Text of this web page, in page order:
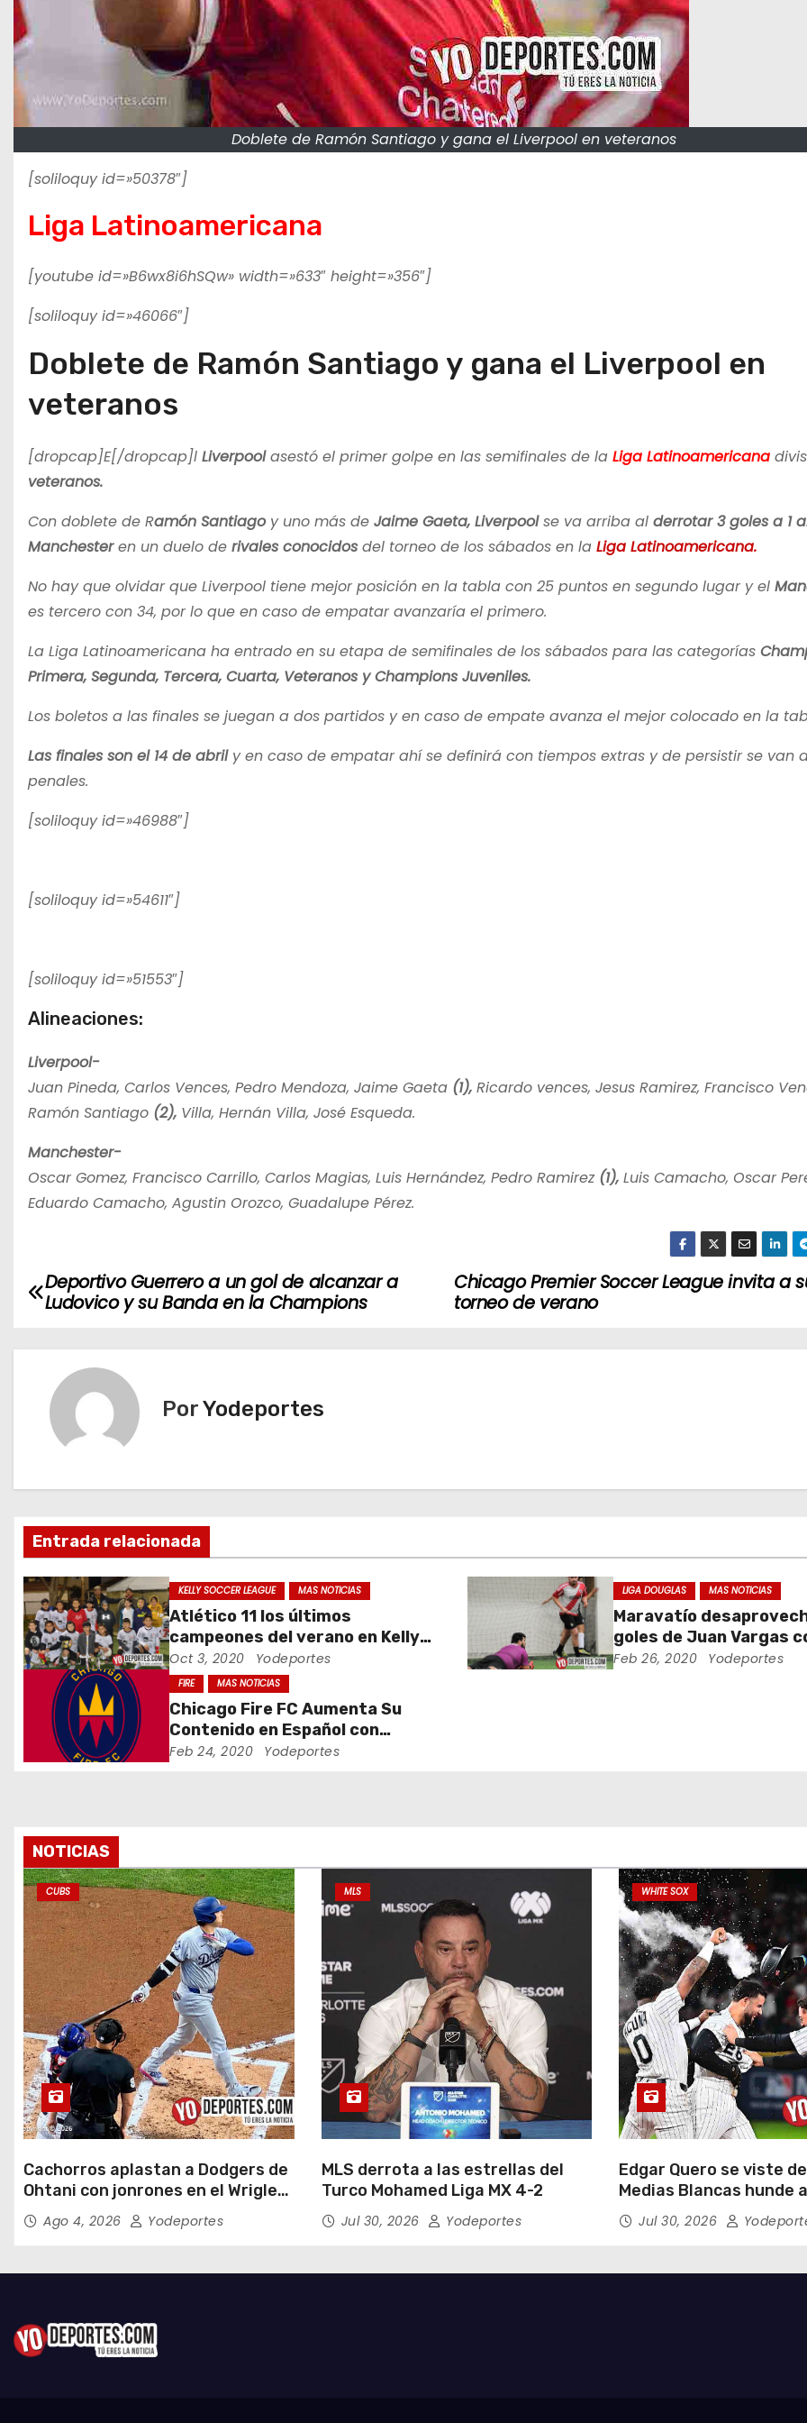
Doblete de Ramón Santiago y gana el Liverpool en veteranos
[soliloquy id=»50378″]
Liga Latinoamericana
[youtube id=»B6wx8i6hSQw» width=»633″ height=»356″]
[soliloquy id=»46066″]
Doblete de Ramón Santiago y gana el Liverpool en
veteranos
[dropcap]E[/dropcap]l Liverpoolasestó el primer golpe en las semifinales de la Liga Latinoamericana
veteranos.
Con doblete de Ramón Santiagoy uno más de Jaime Gaeta, Liverpoolse va arriba al derrotar 3 goles a 1
Manchesteren un duelo de rivales conocidosdel torneo de los sábados en la Liga Latinoamericana.
No hay que olvidar que Liverpool tiene mejor posición en la tabla con 25 puntos en segundo lugar y el
es tercero con 34, por lo que en caso de empatar avanzaría el primero.
La Liga Latinoamericana ha entrado en su etapa de semifinales de los sábados para las categorías
Primera, Segunda, Tercera, Cuarta, Veteranos y Champions Juveniles.
Los boletos a las finales se juegan a dos partidos y en caso de empate avanza el mejor colocado en la
Las finales son el 14 de abrily en caso de empatar ahí se definirá con tiempos extras y de persistir se van
penales.
[soliloquy id=»46988″]
[soliloquy id=»54611″]
[soliloquy id=»51553″]
Alineaciones:
Liverpool-
Juan Pineda, Carlos Vences, Pedro Mendoza, Jaime Gaeta (1), Ricardo vences, Jesus Ramirez, Francisco
Ramón Santiago (2), Villa, Hernán Villa, José Esqueda.
Manchester-
Oscar Gomez, Francisco Carrillo, Carlos Magias, Luis Hernández, Pedro Ramirez (1), Luis Camacho, Oscar
Eduardo Camacho, Agustin Orozco, Guadalupe Pérez.
N
c
i
ó
n
d
r
a
d
a
s
Chicago Premier Soccer League invita a
torneo de verano
Deportivo Guerrero a un gol de alcanzar a
Ludovico y su Banda en la Champions
PorYodeportes
Entrada relacionada
KELLY SOCCER LEAGUE MAS NOTICIAS
Atlético 11 los últimos
campeones del verano en Kelly
Soccer League
Oct 3, 2020 Yodeportes
LIGA DOUGLAS MAS NOTICIAS
Maravatío
goles de Juan Vargas
Lobos Sierreños
Feb 26, 2020 Yodeportes
FIRE MAS NOTICIAS
Chicago Fire FC Aumenta Su
Contenido en Español con
@VamosFire en Twitter
Feb 24, 2020 Yodeportes
NOTICIAS
CUBS
Cachorros aplastan a Dodgers de
Ohtani con jonrones en el Wrigley
FieldAgo 4, 2026 Yodeportes
MLS
MLS derrota a las estrellas del
Turco Mohamed Liga MX 4-2
Jul 30, 2026 Yodeportes
WHITE SOX
Edgar Quero se viste
Medias Blancas hunde
Yankees de Nueva York
entradas
Jul 30, 2026